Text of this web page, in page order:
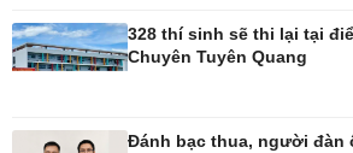
328 thí sinh sẽ thi lại tại
Chuyên Tuyên Quang
Đánh bạc thua, người đàn